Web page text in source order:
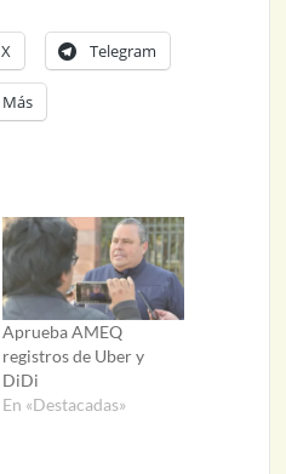
X Telegram
Más
Aprueba AMEQ
registros de Uber y
DiDi
En «Destacadas»